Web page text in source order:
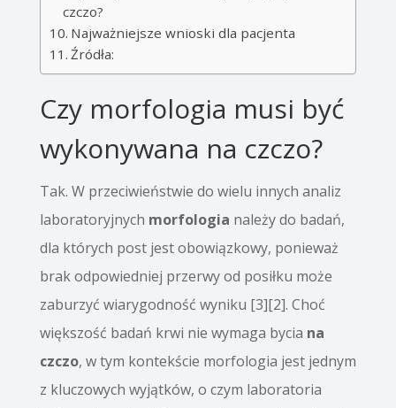
czczo?
Najważniejsze wnioski dla pacjenta
Źródła:
Czy morfologia musi być
wykonywana na czczo?
Tak. W przeciwieństwie do wielu innych analiz
laboratoryjnych morfologia należy do badań,
dla których post jest obowiązkowy, ponieważ
brak odpowiedniej przerwy od posiłku może
zaburzyć wiarygodność wyniku [3][2]. Choć
większość badań krwi nie wymaga bycia na
czczo, w tym kontekście morfologia jest jednym
z kluczowych wyjątków, o czym laboratoria